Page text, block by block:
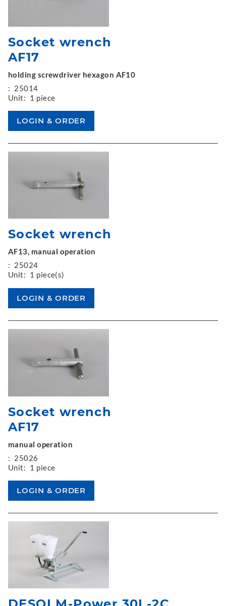
Socket wrench
AF17
holding screwdriver hexagon AF10
: 25014
Unit: 1 piece
Socket wrench
AF13, manual operation
: 25024
Unit: 1 piece(s)
Socket wrench
AF17
manual operation
: 25026
Unit: 1 piece